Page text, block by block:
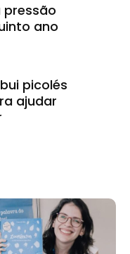
pressão
ano
picolés
ajudar